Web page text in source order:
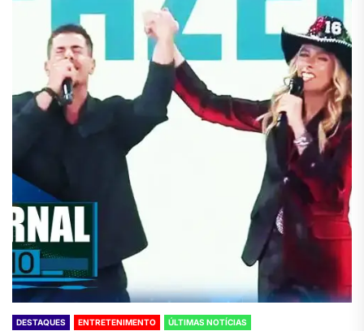
DESTAQUES ENTRETENIMENTO ÚLTIMAS NOTÍCIAS